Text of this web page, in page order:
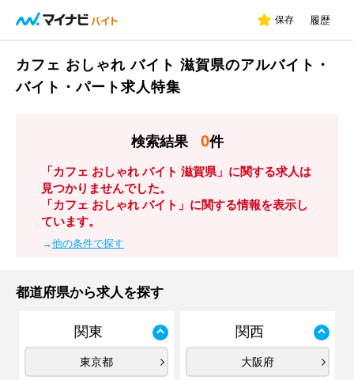
保存 履歴
カフェ おしゃれ バイト 滋賀県のアルバイト・
バイト・パート求人特集
検索結果 0件
「カフェ おしゃれ バイト 滋賀県」に関する求人は
見つかりませんでした。
「カフェ おしゃれ バイト」に関する情報を表示し
ています。
→他の条件で探す
都道府県から求人を探す
関東
東京都
関西
大阪府